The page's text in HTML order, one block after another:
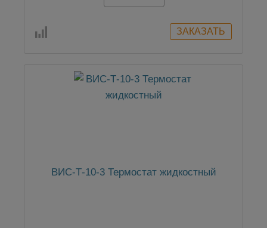
ВИС-Т-10-3 Термостат жидкостный